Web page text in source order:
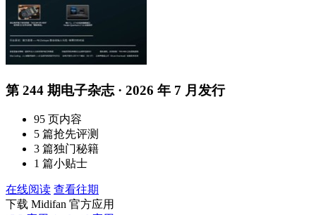
第 244 期电子杂志 · 2026 年 7 月发行
95 页内容
5 篇抢先评测
3 篇独门秘籍
1 篇小贴士
在线阅读 查看往期
下载 Midifan 官方应用